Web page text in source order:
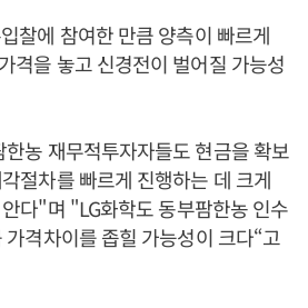
찰에 참여한 만큼 양측이 빠르게
격을 놓고 신경전이 벌어질 가능성
농 재무적투자자들도 현금을 확보
절차를 빠르게 진행하는 데 크게
다"며 "LG화학도 동부팜한농 인수
격차이를 좁힐 가능성이 크다“고